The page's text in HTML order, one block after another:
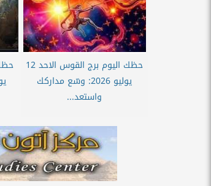
حظك اليوم برج القوس الاحد 12
يوليو 2026: وسّع مداركك
واستعد...